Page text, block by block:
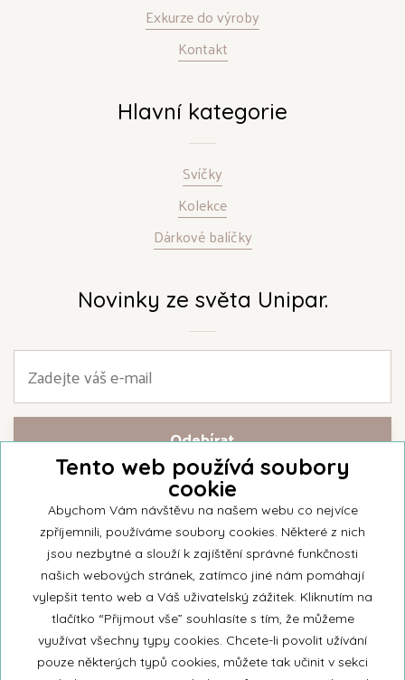
Exkurze do výroby
Kontakt
Hlavní kategorie
Svíčky
Kolekce
Dárkové balíčky
Novinky ze světa Unipar.
Přihlašte se k našemu newsletteru a buďte jako první informováni o
nejnovějších kolekcích svíček a aktualitách z rodinné firmy Unipar.
© 2026 Unipar
+420 571 651 531
Tento web používá soubory
cookie
Abychom Vám návštěvu na našem webu co nejvíce
zpříjemnili, používáme soubory cookies. Některé z nich
jsou nezbytné a slouží k zajíštění správné funkčnosti
našich webových stránek, zatímco jiné nám pomáhají
vylepšit tento web a Váš uživatelský zážitek. Kliknutím na
tlačítko “Přijmout vše” souhlasíte s tím, že můžeme
využívat všechny typy cookies. Chcete-li povolit užívání
pouze některých typů cookies, můžete tak učinit v sekci